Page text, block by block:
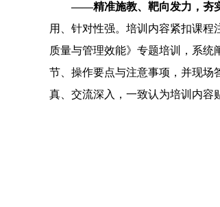
——精准施教、靶向发力，夯
用、针对性强。培训内容紧扣课
质量与管理效能》专题培训，系
节、操作要点与注意事项，并现场
真、交流深入，一致认为培训内容